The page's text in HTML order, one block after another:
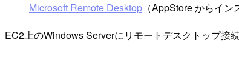
Microsoft Remote Desktop （AppStore からイン
EC2上のWindows Serverにリモートデスクトップ接